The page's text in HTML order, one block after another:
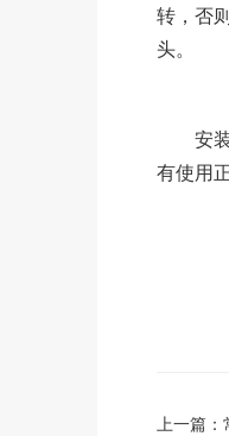
转，否
头。
安装
有使用
上一篇：